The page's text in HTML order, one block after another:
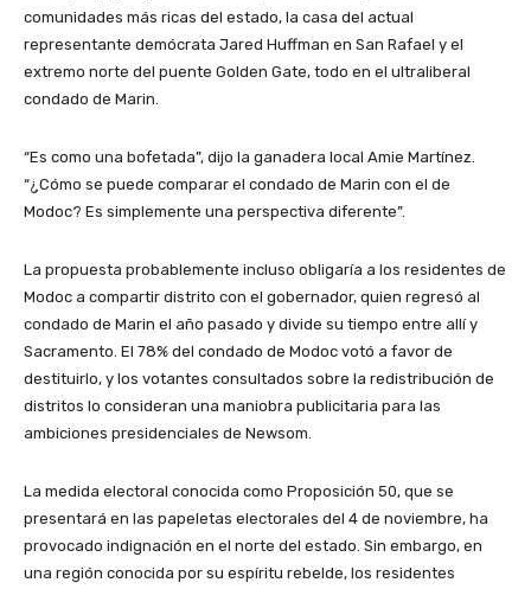
comunidades más ricas del estado, la casa del actual
representante demócrata Jared Huffman en San Rafael y el
extremo norte del puente Golden Gate, todo en el ultraliberal
condado de Marin.
“Es como una bofetada”, dijo la ganadera local Amie Martínez.
“¿Cómo se puede comparar el condado de Marin con el de
Modoc? Es simplemente una perspectiva diferente”.
La propuesta probablemente incluso obligaría a los residentes de
Modoc a compartir distrito con el gobernador, quien regresó al
condado de Marin el año pasado y divide su tiempo entre allí y
Sacramento. El 78% del condado de Modoc votó a favor de
destituirlo, y los votantes consultados sobre la redistribución de
distritos lo consideran una maniobra publicitaria para las
ambiciones presidenciales de Newsom.
La medida electoral conocida como Proposición 50, que se
presentará en las papeletas electorales del 4 de noviembre, ha
provocado indignación en el norte del estado. Sin embargo, en
una región conocida por su espíritu rebelde, los residentes